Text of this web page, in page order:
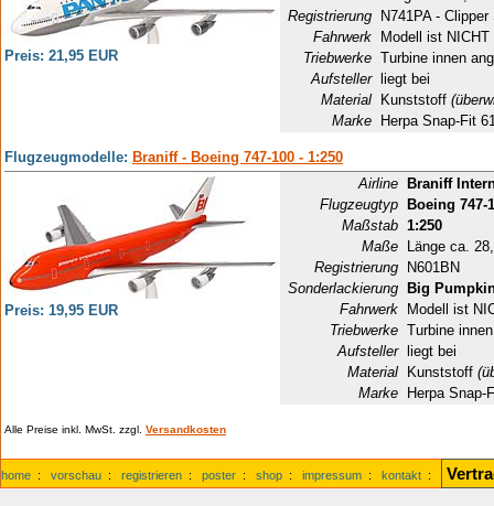
Preis: 21,95 EUR
Registrierung
N741PA -
Fahrwerk
Modell ist
Triebwerke Turbine innen
Aufsteller
liegt bei
Material
Kunststoff
Marke
Herpa Snap-Fit
Flugzeugmodelle: Braniff - Boeing 747-100 - 1:250
Preis: 19,95 EUR
Airline
Braniff
Flugzeugtyp
Boeing 747-
Maßstab 1:250
Maße
Länge ca.
Registrierung
N601BN
Sonderlackierung
Big
Fahrwerk
Modell ist
Triebwerke Turbine
Aufsteller
liegt bei
Material
Kunststoff
Marke
Herpa Snap-
Alle Preise inkl. MwSt. zzgl. Versandkosten
home : vorschau : registrieren : poster : shop : impressum : kontakt :